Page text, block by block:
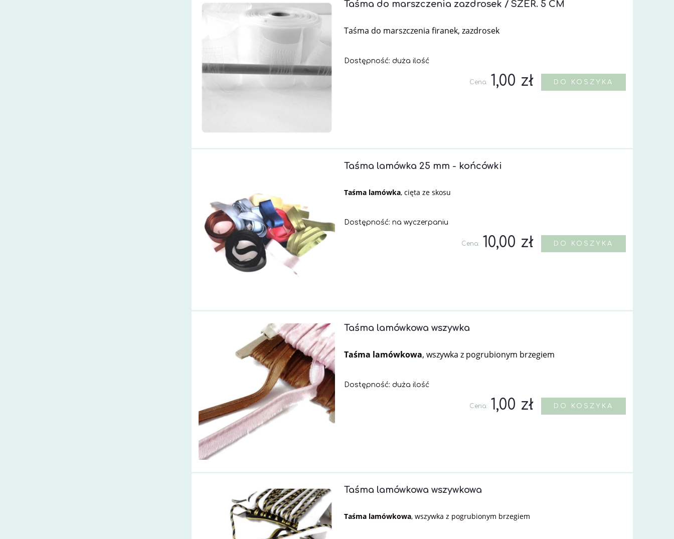
Taśma do marszczenia zazdrosek / SZER. 5 CM
Taśma do marszczenia firanek, zazdrosek
Dostępność: duża ilość
Cena: 1,00 zł DO KOSZYKA
Taśma lamówka 25 mm - końcówki
Taśma lamówka, cięta ze skosu
Dostępność: na wyczerpaniu
Cena: 10,00 zł DO KOSZYKA
Taśma lamówkowa wszywka
Taśma lamówkowa, wszywka z pogrubionym brzegiem
Dostępność: duża ilość
Cena: 1,00 zł DO KOSZYKA
Taśma lamówkowa wszywkowa
Taśma lamówkowa, wszywka z pogrubionym brzegiem